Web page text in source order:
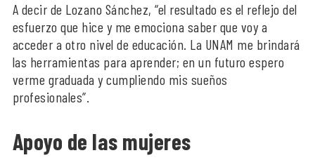
A decir de Lozano Sánchez, “el resultado es el reflejo del
esfuerzo que hice y me emociona saber que voy a
acceder a otro nivel de educación. La UNAM me brindará
las herramientas para aprender; en un futuro espero
verme graduada y cumpliendo mis sueños
profesionales”.
Apoyo de las mujeres